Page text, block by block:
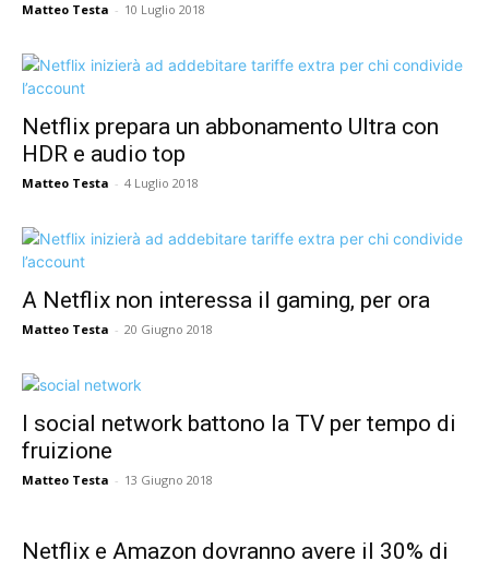
Matteo Testa - 10 Luglio 2018
Netflix prepara un abbonamento Ultra con
HDR e audio top
Matteo Testa - 4 Luglio 2018
A Netflix non interessa il gaming, per ora
Matteo Testa - 20 Giugno 2018
I social network battono la TV per tempo di
fruizione
Matteo Testa - 13 Giugno 2018
Netflix e Amazon dovranno avere il 30% di